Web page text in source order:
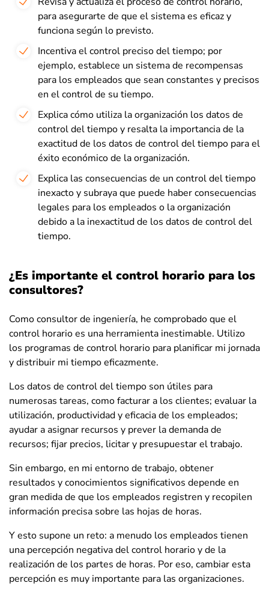
para asegurarte de que el sistema es eficaz y
funciona según lo previsto.
Incentiva el control preciso del tiempo; por
ejemplo, establece un sistema de recompensas
para los empleados que sean constantes y precisos
en el control de su tiempo.
Explica cómo utiliza la organización los datos de
control del tiempo y resalta la importancia de la
exactitud de los datos de control del tiempo para el
éxito económico de la organización.
Explica las consecuencias de un control del tiempo
inexacto y subraya que puede haber consecuencias
legales para los empleados o la organización
debido a la inexactitud de los datos de control del
tiempo.
¿Es importante el control horario para los
consultores?
Como consultor de ingeniería, he comprobado que el
control horario es una herramienta inestimable. Utilizo
los programas de control horario para planificar mi jornada
y distribuir mi tiempo eficazmente.
Los datos de control del tiempo son útiles para
numerosas tareas, como facturar a los clientes; evaluar la
utilización, productividad y eficacia de los empleados;
ayudar a asignar recursos y prever la demanda de
recursos; fijar precios, licitar y presupuestar el trabajo.
Sin embargo, en mi entorno de trabajo, obtener
resultados y conocimientos significativos depende en
gran medida de que los empleados registren y recopilen
información precisa sobre las hojas de horas.
Y esto supone un reto: a menudo los empleados tienen
una percepción negativa del control horario y de la
realización de los partes de horas. Por eso, cambiar esta
percepción es muy importante para las organizaciones.